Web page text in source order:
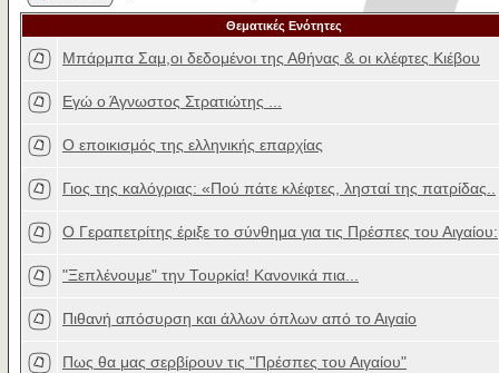
Θεματικές Ενότητες
Μπάρμπα Σαμ,οι δεδομένοι της Αθήνας & οι κλέφτες Κιέβου
Εγώ ο Άγνωστος Στρατιώτης ...
Ο εποικισμός της ελληνικής επαρχίας
Γιος της καλόγριας: «Πού πάτε κλέφτες, λησταί της πατρίδας..
Ο Γεραπετρίτης έριξε το σύνθημα για τις Πρέσπες του Αιγαίου:
"Ξεπλένουμε" την Τουρκία! Κανονικά πια...
Πιθανή απόσυρση και άλλων όπλων από το Αιγαίο
Πως θα μας σερβίρουν τις "Πρέσπες του Αιγαίου"